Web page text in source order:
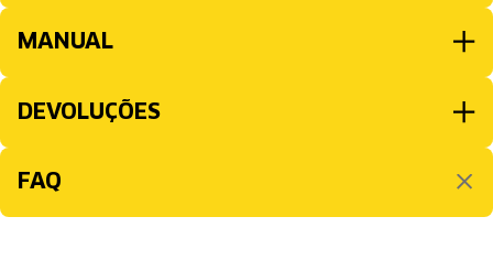
MANUAL
DEVOLUÇÕES
FAQ